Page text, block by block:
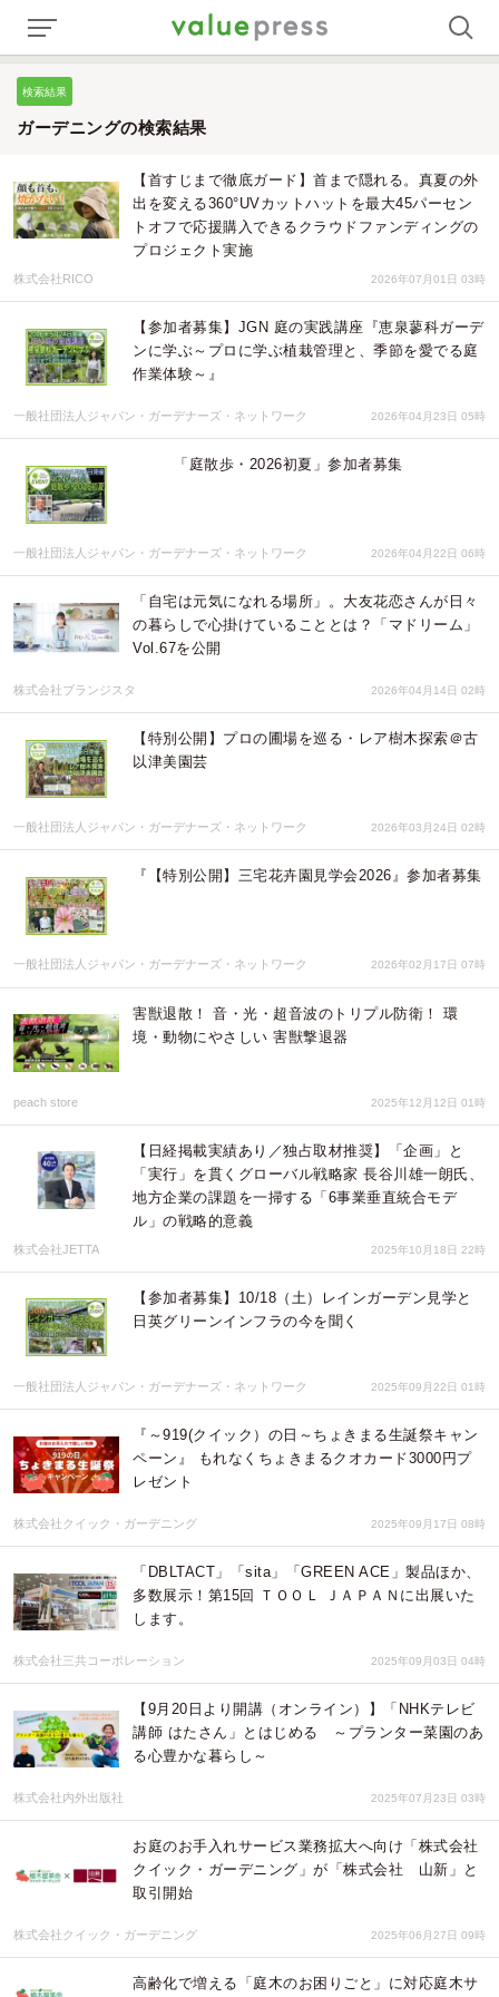
検索結果
ガーデニングの検索結果
【首すじまで徹底ガード】首まで隠れる。真夏の外
出を変える360°UVカットハットを最大45パーセン
トオフで応援購入できるクラウドファンディングの
プロジェクト実施
株式会社RICO 2026年07月01日 03時
【参加者募集】JGN 庭の実践講座『恵泉蓼科ガーデ
ンに学ぶ～プロに学ぶ植栽管理と、季節を愛でる庭
作業体験～』
一般社団法人ジャパン・ガーデナーズ・ネットワーク 2026年04月23日 05時
「庭散歩・2026初夏」参加者募集
一般社団法人ジャパン・ガーデナーズ・ネットワーク 2026年04月22日 06時
「自宅は元気になれる場所」。大友花恋さんが日々
の暮らしで心掛けていることとは？「マドリーム」
Vol.67を公開
株式会社ブランジスタ 2026年04月14日 02時
【特別公開】プロの圃場を巡る・レア樹木探索＠古
以津美園芸
一般社団法人ジャパン・ガーデナーズ・ネットワーク 2026年03月24日 02時
『【特別公開】三宅花卉園見学会2026』参加者募集
一般社団法人ジャパン・ガーデナーズ・ネットワーク 2026年02月17日 07時
害獣退散！ 音・光・超音波のトリプル防衛！ 環
境・動物にやさしい 害獣撃退器
peach store 2025年12月12日 01時
【日経掲載実績あり／独占取材推奨】「企画」と
「実行」を貫くグローバル戦略家 長谷川雄一朗氏、
地方企業の課題を一掃する「6事業垂直統合モデ
ル」の戦略的意義
株式会社JETTA 2025年10月18日 22時
【参加者募集】10/18（土）レインガーデン見学と
日英グリーンインフラの今を聞く
一般社団法人ジャパン・ガーデナーズ・ネットワーク 2025年09月22日 01時
『～919(クイック）の日～ちょきまる生誕祭キャン
ペーン』 もれなくちょきまるクオカード3000円プ
レゼント
株式会社クイック・ガーデニング 2025年09月17日 08時
「DBLTACT」「sita」「GREEN ACE」製品ほか、
多数展示！第15回 ＴＯＯＬ ＪＡＰＡＮに出展いた
します。
株式会社三共コーポレーション 2025年09月03日 04時
【9月20日より開講（オンライン）】「NHKテレビ
講師 はたさん」とはじめる ～プランター菜園のあ
る心豊かな暮らし～
株式会社内外出版社 2025年07月23日 03時
お庭のお手入れサービス業務拡大へ向け「株式会社
クイック・ガーデニング」が「株式会社 山新」と
取引開始
株式会社クイック・ガーデニング 2025年06月27日 09時
高齢化で増える「庭木のお困りごと」に対応庭木サ